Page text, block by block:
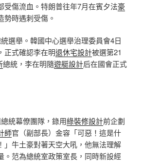
受傷流血。特朗普往年7月在賓夕法豪
勢時遇刺受傷。
選舉。韓國中心選舉治理委員會4日
正式確認李在明退休宅設計被選第21
總統，李在明隨遊艇設計后在國會正式
統幕僚團隊，錄用綠裝修設計前企劃
師官（副部長）金容「可惡！這是什
」牛土豪對著天空大吼，他無法理解
。范為總統室政策室長，同時新設經